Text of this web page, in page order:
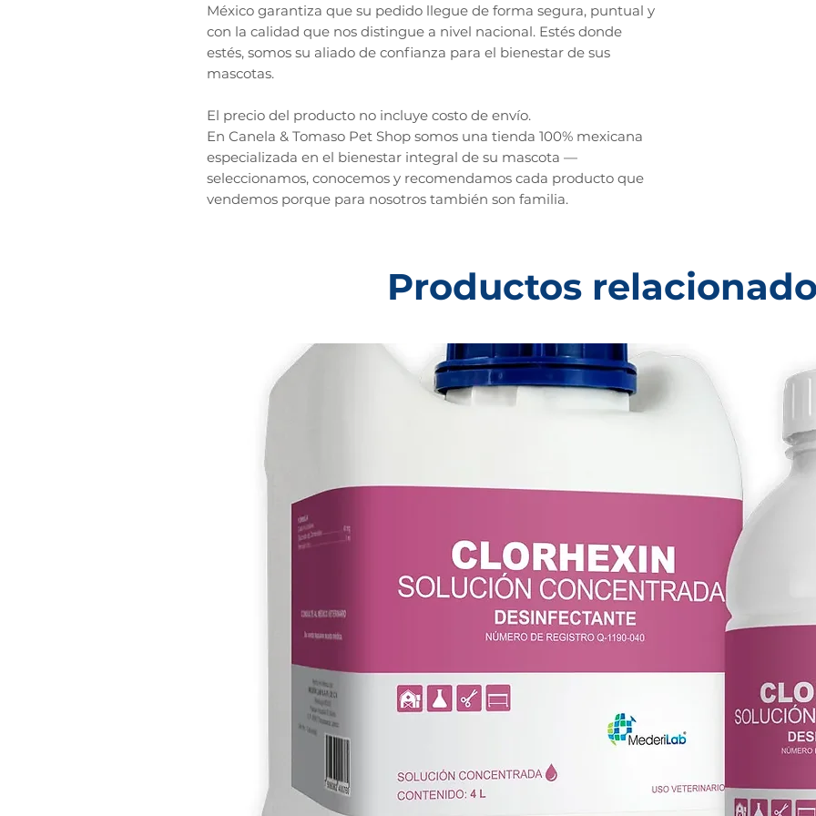
México garantiza que su pedido llegue de forma segura, puntual y
con la calidad que nos distingue a nivel nacional. Estés donde
estés, somos su aliado de confianza para el bienestar de sus
mascotas.
El precio del producto no incluye costo de envío.
En Canela & Tomaso Pet Shop somos una tienda 100% mexicana
especializada en el bienestar integral de su mascota —
seleccionamos, conocemos y recomendamos cada producto que
vendemos porque para nosotros también son familia.
Productos